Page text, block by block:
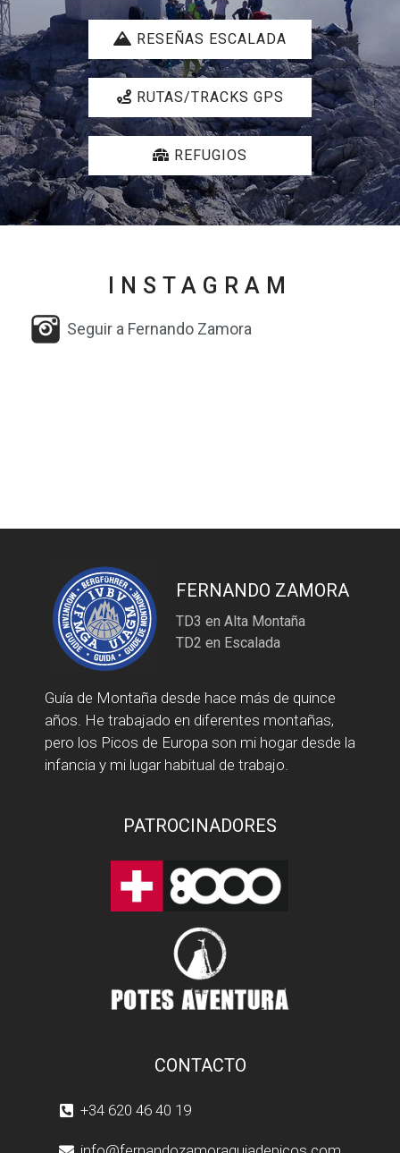
RESEÑAS ESCALADA
RUTAS/TRACKS GPS
REFUGIOS
INSTAGRAM
Seguir a Fernando Zamora
FERNANDO ZAMORA
TD3 en Alta Montaña
TD2 en Escalada
Guía de Montaña desde hace más de quince
años. He trabajado en diferentes montañas,
pero los Picos de Europa son mi hogar desde la
infancia y mi lugar habitual de trabajo.
PATROCINADORES
CONTACTO
+34 620 46 40 19